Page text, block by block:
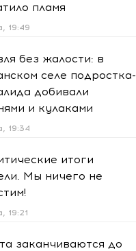
пламя
19:49
без жалости: в
селе подростка-
добивали
и кулаками
19:34
итоги
Мы ничего не
19:21
заканчиваются до